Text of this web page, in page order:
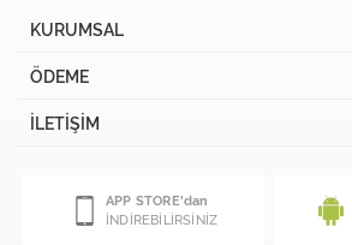
KURUMSAL
ÖDEME
İLETİŞİM
APP STORE'dan
İNDİREBİLİRSİNİZ